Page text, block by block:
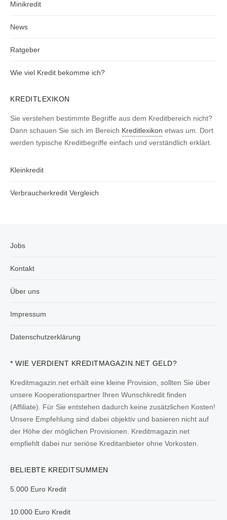
Minikredit
News
Ratgeber
Wie viel Kredit bekomme ich?
KREDITLEXIKON
Sie verstehen bestimmte Begriffe aus dem Kreditbereich nicht?
Dann schauen Sie sich im Bereich Kreditlexikon etwas um. Dort
werden typische Kreditbegriffe einfach und verständlich erklärt.
Kleinkredit
Verbraucherkredit Vergleich
Jobs
Kontakt
Über uns
Impressum
Datenschutzerklärung
* WIE VERDIENT KREDITMAGAZIN.NET GELD?
Kreditmagazin.net erhält eine kleine Provision, sollten Sie über
unsere Kooperationspartner Ihren Wunschkredit finden
(Affiliate). Für Sie entstehen dadurch keine zusätzlichen Kosten!
Unsere Empfehlung sind dabei objektiv und basieren nicht auf
der Höhe der möglichen Provisionen. Kreditmagazin.net
empfiehlt dabei nur seriöse Kreditanbieter ohne Vorkosten.
BELIEBTE KREDITSUMMEN
5.000 Euro Kredit
10.000 Euro Kredit